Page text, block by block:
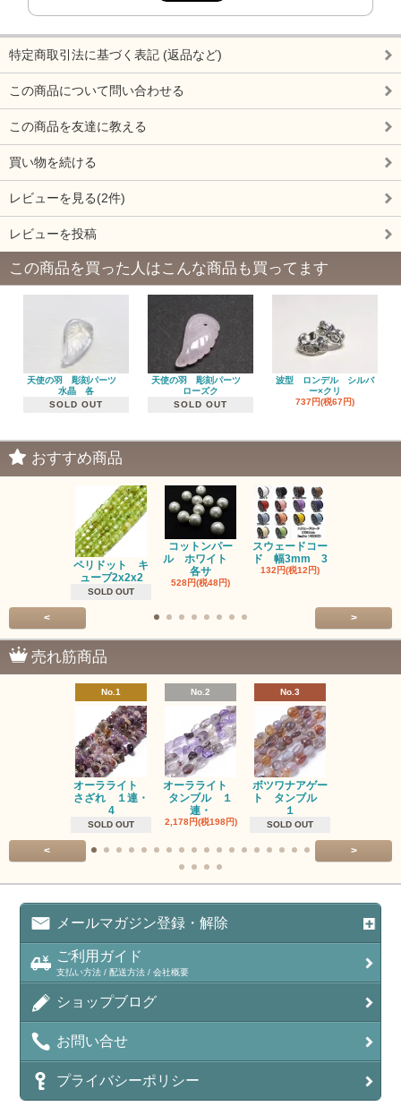
特定商取引法に基づく表記 (返品など)
この商品について問い合わせる
この商品を友達に教える
買い物を続ける
レビューを見る(2件)
レビューを投稿
この商品を買った人はこんな商品も買ってます
天使の羽 彫刻パーツ
水晶 各
SOLD OUT
天使の羽 彫刻パーツ
ローズク
SOLD OUT
波型 ロンデル シルバ
ー×クリ
737円(税67円)
おすすめ商品
ペリドット キ
ューブ2x2x2
SOLD OUT
コットンパー
ル ホワイト
各サ
528円(税48円)
スウェードコー
ド 幅3mm 3
132円(税12円)
< >
売れ筋商品
No.1
オーラライト
さざれ １連・
4
SOLD OUT
No.2
オーラライト
タンブル １
連・
2,178円(税198円)
No.3
ボツワナアゲー
ト タンブル
１
SOLD OUT
< >
メールマガジン登録・解除
ご利用ガイド
支払い方法 / 配送方法 / 会社概要
ショップブログ
お問い合せ
プライバシーポリシー